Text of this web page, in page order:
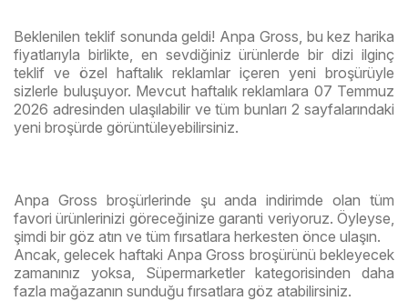
Beklenilen teklif sonunda geldi! Anpa Gross, bu kez harika
fiyatlarıyla birlikte, en sevdiğiniz ürünlerde bir dizi ilginç
teklif ve özel haftalık reklamlar içeren yeni broşürüyle
sizlerle buluşuyor. Mevcut haftalık reklamlara 07 Temmuz
2026 adresinden ulaşılabilir ve tüm bunları 2 sayfalarındaki
yeni broşürde görüntüleyebilirsiniz.
Anpa Gross broşürlerinde şu anda indirimde olan tüm
favori ürünlerinizi göreceğinize garanti veriyoruz. Öyleyse,
şimdi bir göz atın ve tüm fırsatlara herkesten önce ulaşın.
Ancak, gelecek haftaki Anpa Gross broşürünü bekleyecek
zamanınız yoksa, Süpermarketler kategorisinden daha
fazla mağazanın sunduğu fırsatlara göz atabilirsiniz.